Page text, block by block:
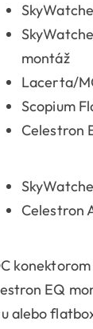
montáž
Lacerta/
Scopium
Celestron
Celestron
EQ
alebo